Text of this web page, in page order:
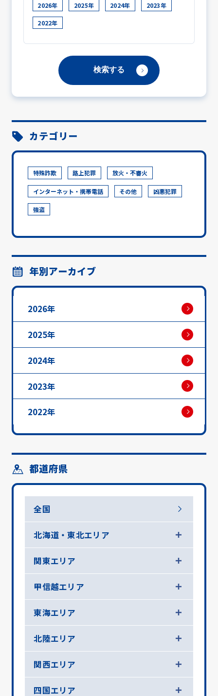
2026年 2025年 2024年 2023年
2022年
カテゴリー
特殊詐欺 路上犯罪 放火・不審火
インターネット・携帯電話 その他 凶悪犯罪
強盗
年別アーカイブ
2026年
2025年
2024年
2023年
2022年
都道府県
全国
北海道・東北エリア
関東エリア
甲信越エリア
東海エリア
北陸エリア
関西エリア
四国エリア